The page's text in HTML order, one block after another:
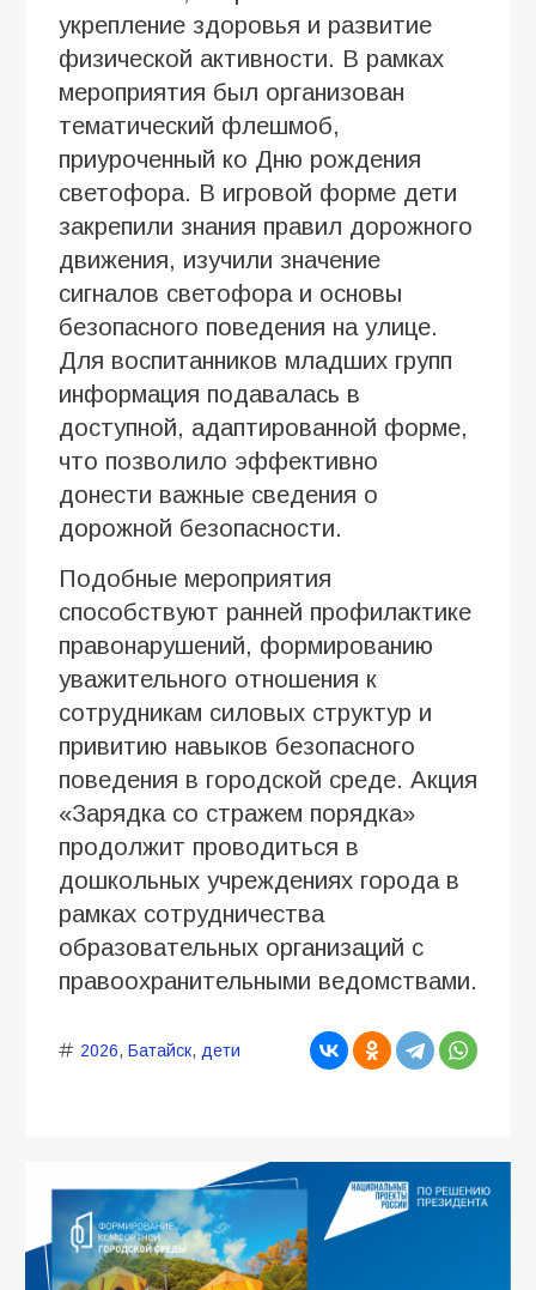
укрепление здоровья и развитие
физической активности. В рамках
мероприятия был организован
тематический флешмоб,
приуроченный ко Дню рождения
светофора. В игровой форме дети
закрепили знания правил дорожного
движения, изучили значение
сигналов светофора и основы
безопасного поведения на улице.
Для воспитанников младших групп
информация подавалась в
доступной, адаптированной форме,
что позволило эффективно
донести важные сведения о
дорожной безопасности.
Подобные мероприятия
способствуют ранней профилактике
правонарушений, формированию
уважительного отношения к
сотрудникам силовых структур и
привитию навыков безопасного
поведения в городской среде. Акция
«Зарядка со стражем порядка»
продолжит проводиться в
дошкольных учреждениях города в
рамках сотрудничества
образовательных организаций с
правоохранительными ведомствами.
2026, Батайск, дети